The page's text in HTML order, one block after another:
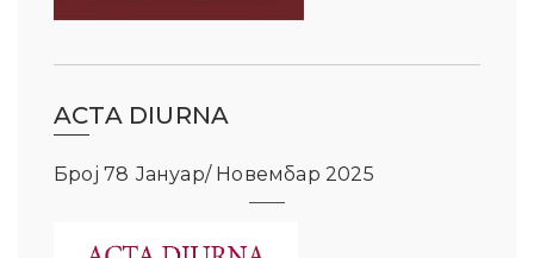
ACTA DIURNA
Број 78 Јануар/ Новембар 2025